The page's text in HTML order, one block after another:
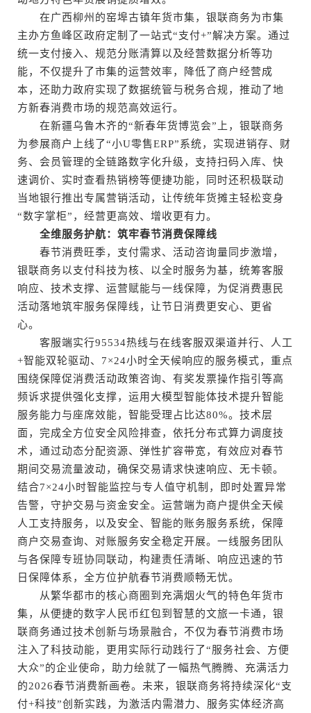
在广西柳州的窑埠古镇年货市集，银联商务为市集
主办方鱼峰区政府定制了一站式“支付+”解决方案。通过
统一支付接入、规范分账清算以及经营数据分析等功
能，不仅提升了市集的运营效率，降低了商户经营成
本，还助力政府实现了数据统管与税务合规，推动了地
方新春消费市场的规范高效运行。
在新疆乌鲁木齐的“新春年货博览会”上，银联商务
为参展商户上线了“小U零售ERP”系统，实现进销存、财
务、会员管理的全链路数字化升级，支持扫码入库、快
速调价、实时查看热销榜等便捷功能，同时还积极联动
当地银行推出专属营销活动，让传统年货摊主轻松变身
“数字掌柜”，经营更高效、增收更有力。
全维服务护航：筑牢春节消费保障线
春节消费旺季，支付需求、活动咨询量同步激增，
银联商务以支付科技为核、以全时服务为基，统筹客服
响应、技术支撑、运营赋能与一线保障，为促消费惠民
活动落地筑牢服务保障线，让节日消费更安心、更省
心。
客服端实行95534热线与在线客服双渠道并行、人工
+智能双轮驱动、7×24小时全天候响应的服务模式，重点
围绕保障促消费活动政策咨询、有奖发票操作指引等高
频诉求提供强化支撑，运用大模型智能体技术提升智能
服务能力与座席效能，智能受理占比达80%。技术层
面，完成全方位安全风险排查，依托分布式算力调度技
术，通过动态分配资源、弹性扩容带宽，有效应对春节
期间交易流量波动，确保交易请求快速响应、无卡顿。
结合7×24小时智能监控与专人值守机制，即时处置异常
告警，守护交易与资金安全。运营端为商户提供全天候
人工支持服务，以及安全、智能的账务服务系统，保障
商户交易查询、对账服务安全稳定开展。一线服务团队
与各保障专班协同联动，构建责任清晰、响应迅速的节
日保障体系，全方位护航春节消费顺畅无忧。
从繁华都市的核心商圈到充满烟火气的特色年货市
集，从便捷的数字人民币红包到智慧的文旅一卡通，银
联商务通过技术创新与场景融合，不仅为春节消费市场
注入了科技动能，更用实际行动践行了“服务社会、方便
大众”的企业使命，助力绘就了一幅热气腾腾、充满活力
的2026春节消费新画卷。未来，银联商务将持续深化“支
付+科技”创新实践，为激活内需潜力、服务实体经济高